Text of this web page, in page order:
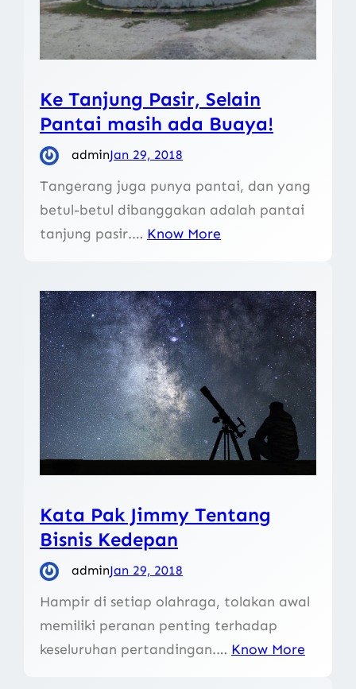
Ke Tanjung Pasir, Selain
Pantai masih ada Buaya!
adminJan 29, 2018
Tangerang juga punya pantai, dan yang
betul-betul dibanggakan adalah pantai
tanjung pasir.… Know More
Kata Pak Jimmy Tentang
Bisnis Kedepan
adminJan 29, 2018
Hampir di setiap olahraga, tolakan awal
memiliki peranan penting terhadap
keseluruhan pertandingan.… Know More